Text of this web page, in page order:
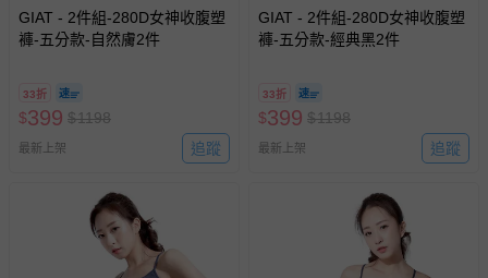
GIAT - 2件組-280D女神收腹塑
褲-五分款-自然膚2件
33折
$399 $1198
最新上架 追蹤
GIAT - 2件組-280D女神收腹塑
褲-五分款-經典黑2件
33折
$399 $1198
最新上架 追蹤